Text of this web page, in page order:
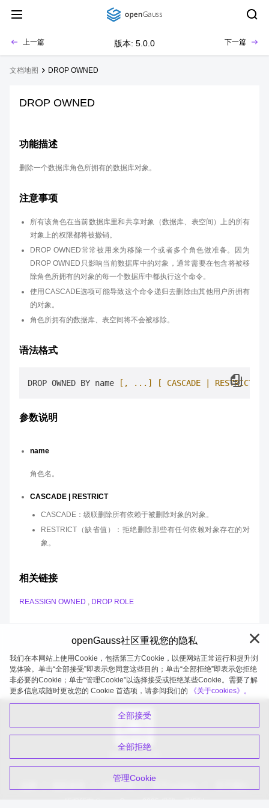
上一篇 版本: 5.0.0 下一篇
文档地图 DROP OWNED
DROP OWNED
功能描述
删除一个数据库角色所拥有的数据库对象。
注意事项
所有该角色在当前数据库里和共享对象（数据库、表空间）上的所有
对象上的权限都将被撤销。
DROP OWNED常常被用来为移除一个或者多个角色做准备。因为
DROP OWNED只影响当前数据库中的对象，通常需要在包含将被移
除角色所拥有的对象的每一个数据库中都执行这个命令。
使用CASCADE选项可能导致这个命令递归去删除由其他用户所拥有
的对象。
角色所拥有的数据库、表空间将不会被移除。
语法格式
DROP OWNED BY name [, ...] [ CASCADE | RESTRICT ]
参数说明
name
角色名。
CASCADE | RESTRICT
CASCADE：级联删除所有依赖于被删除对象的对象。
RESTRICT（缺省值）：拒绝删除那些有任何依赖对象存在的对
象。
相关链接
REASSIGN OWNED , DROP ROLE
openGauss 2026-08-06 20:27:41
openGauss社区重视您的隐私
我们在本网站上使用Cookie，包括第三方Cookie，以便网站正常运行和提升浏
览体验。单击“全部接受”即表示您同意这些目的；单击“全部拒绝”即表示您拒绝
非必要的Cookie；单击“管理Cookie”以选择接受或拒绝某些Cookie。需要了解
更多信息或随时更改您的 Cookie 首选项，请参阅我们的
《关于cookies》。
全部接受
全部拒绝
管理Cookie